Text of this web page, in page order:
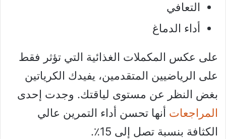
التعافي
أداء الدماغ
على عكس المكملات الغذائية التي تؤثر فقط
على الرياضيين المتقدمين، يفيدك الكرياتين
بغض النظر عن مستوى لياقتك. وجدت إحدى
المراجعات أنها تحسن أداء التمرين عالي
الكثافة بنسبة تصل إلى 15٪.